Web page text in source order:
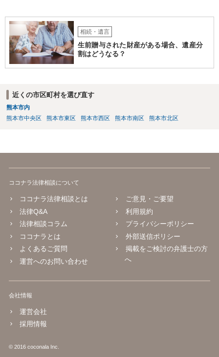
相続・遺言
生前贈与された財産がある場合、遺産分
割はどうなる？
近くの市区町村を選び直す
熊本市内
熊本市中央区
熊本市東区 熊本市西区 熊本市南区 熊本市北区
ココナラ法律相談について
ココナラ法律相談とは
法律Q&A
法律相談コラム
ココナラとは
よくあるご質問
運営へのお問い合わせ
ご意見・ご要望
利用規約
プライバシーポリシー
外部送信ポリシー
掲載をご検討の弁護士の方
へ
会社情報
運営会社
採用情報
© 2016 coconala Inc.